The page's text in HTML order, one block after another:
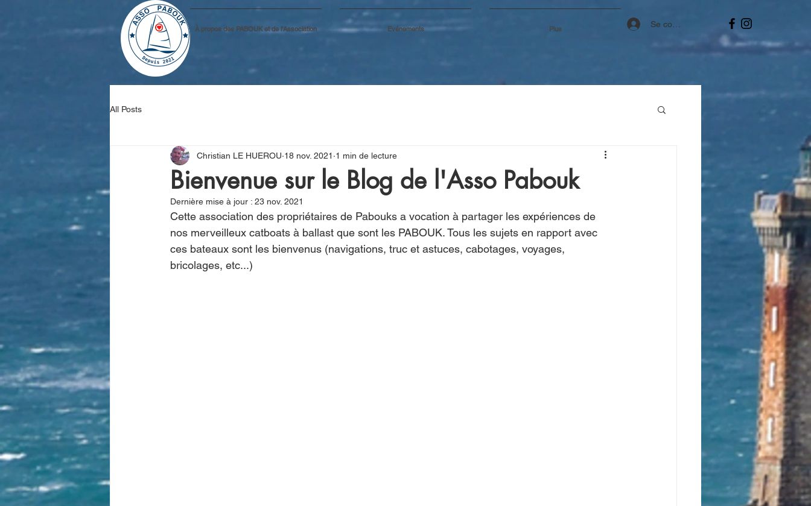
À propos des PABOUK et de l'Association Evénements Plus
Se connecter
All Posts
Bienvenue sur le Blog de l'Asso Pabouk
Christian LE HUEROU 18 nov. 2021 1 min de lecture
Dernière mise à jour : 23 nov. 2021
Cette association des propriétaires de Pabouks a vocation à partager les expériences de
nos merveilleux catboats à ballast que sont les PABOUK. Tous les sujets en rapport avec
ces bateaux sont les bienvenus (navigations, truc et astuces, cabotages, voyages,
bricolages, etc...)